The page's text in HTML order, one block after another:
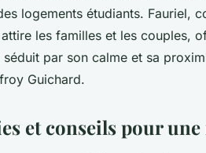
logements étudiants. Fauriel,
les familles et les couples,
séduit par son calme et sa
Guichard.
et conseils pour